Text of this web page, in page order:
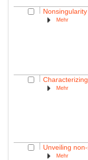
Mehr
Mehr
Unveiling
Mehr